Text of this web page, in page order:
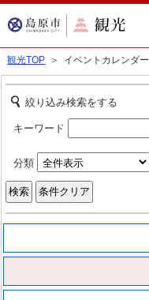
観光TOP ＞ イベントカレンダー
絞り込み検索をする
キーワード
分類